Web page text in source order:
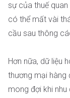
sự của thuế
có thể mất vài
cầu sau thông
Hơn nữa, dữ liệu
thương mại hàng
mong đợi khi